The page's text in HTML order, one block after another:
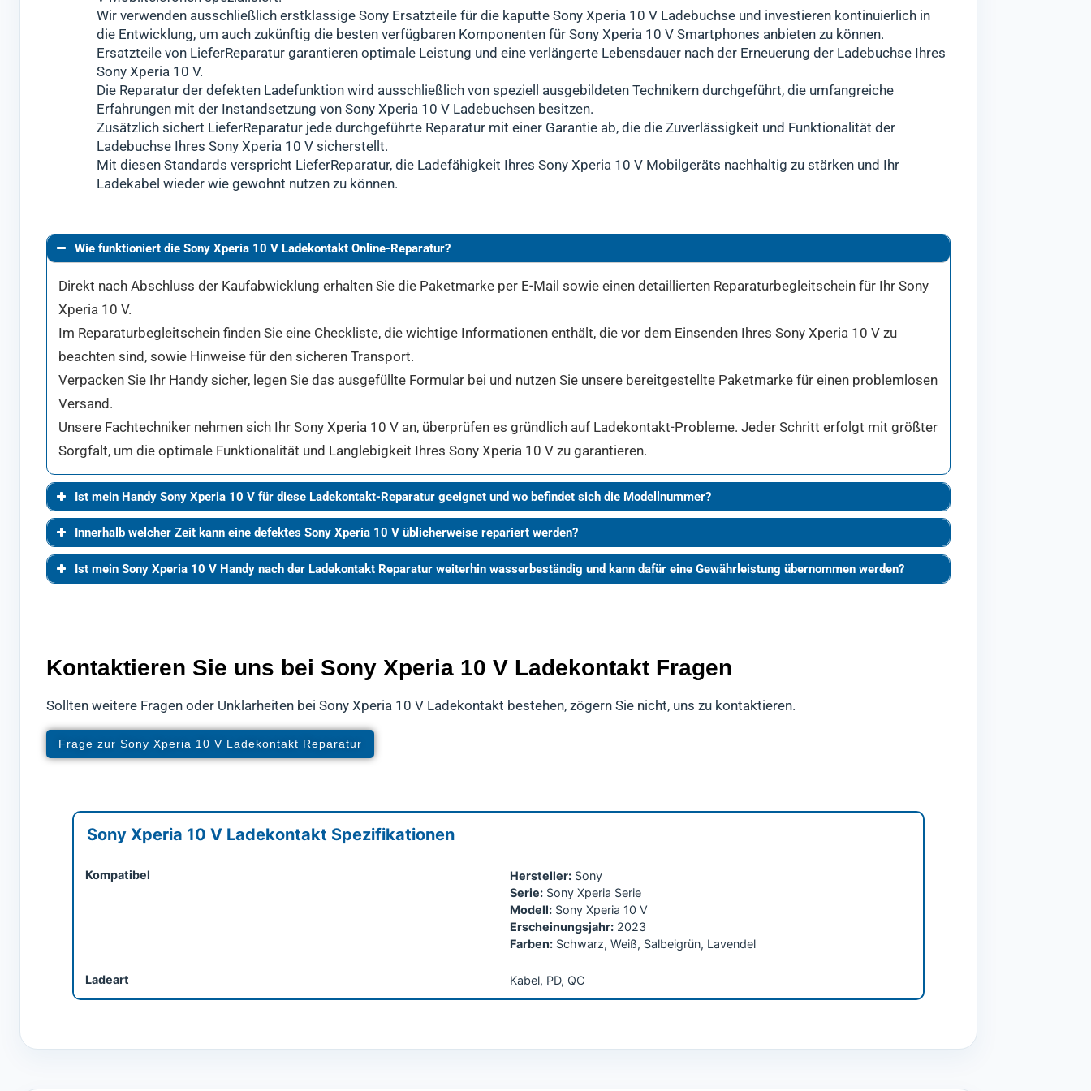
Wir verwenden ausschließlich erstklassige Sony Ersatzteile für die kaputte Sony Xperia 10 V Ladebuchse und investieren kontinuierlich in
die Entwicklung, um auch zukünftig die besten verfügbaren Komponenten für Sony Xperia 10 V Smartphones anbieten zu können.
Ersatzteile von LieferReparatur garantieren optimale Leistung und eine verlängerte Lebensdauer nach der Erneuerung der Ladebuchse Ihres
Sony Xperia 10 V.
Die Reparatur der defekten Ladefunktion wird ausschließlich von speziell ausgebildeten Technikern durchgeführt, die umfangreiche
Erfahrungen mit der Instandsetzung von Sony Xperia 10 V Ladebuchsen besitzen.
Zusätzlich sichert LieferReparatur jede durchgeführte Reparatur mit einer Garantie ab, die die Zuverlässigkeit und Funktionalität der
Ladebuchse Ihres Sony Xperia 10 V sicherstellt.
Mit diesen Standards verspricht LieferReparatur, die Ladefähigkeit Ihres Sony Xperia 10 V Mobilgeräts nachhaltig zu stärken und Ihr
Ladekabel wieder wie gewohnt nutzen zu können.
Wie funktioniert die Sony Xperia 10 V Ladekontakt Online-Reparatur?
Direkt nach Abschluss der Kaufabwicklung erhalten Sie die Paketmarke per E-Mail sowie einen detaillierten Reparaturbegleitschein für Ihr Sony
Xperia 10 V.
Im Reparaturbegleitschein finden Sie eine Checkliste, die wichtige Informationen enthält, die vor dem Einsenden Ihres Sony Xperia 10 V zu
beachten sind, sowie Hinweise für den sicheren Transport.
Verpacken Sie Ihr Handy sicher, legen Sie das ausgefüllte Formular bei und nutzen Sie unsere bereitgestellte Paketmarke für einen problemlosen
Versand.
Unsere Fachtechniker nehmen sich Ihr Sony Xperia 10 V an, überprüfen es gründlich auf Ladekontakt-Probleme. Jeder Schritt erfolgt mit größter
Sorgfalt, um die optimale Funktionalität und Langlebigkeit Ihres Sony Xperia 10 V zu garantieren.
Ist mein Handy Sony Xperia 10 V für diese Ladekontakt-Reparatur geeignet und wo befindet sich die Modellnummer?
Innerhalb welcher Zeit kann eine defektes Sony Xperia 10 V üblicherweise repariert werden?
Ist mein Sony Xperia 10 V Handy nach der Ladekontakt Reparatur weiterhin wasserbeständig und kann dafür eine Gewährleistung übernommen werden?
Kontaktieren Sie uns bei Sony Xperia 10 V Ladekontakt Fragen
Sollten weitere Fragen oder Unklarheiten bei Sony Xperia 10 V Ladekontakt bestehen, zögern Sie nicht, uns zu kontaktieren.
Frage zur Sony Xperia 10 V Ladekontakt Reparatur
Sony Xperia 10 V Ladekontakt Spezifikationen
Kompatibel Hersteller: Sony
Serie: Sony Xperia Serie
Modell: Sony Xperia 10 V
Erscheinungsjahr: 2023
Farben: Schwarz, Weiß, Salbeigrün, Lavendel
Ladeart Kabel, PD, QC